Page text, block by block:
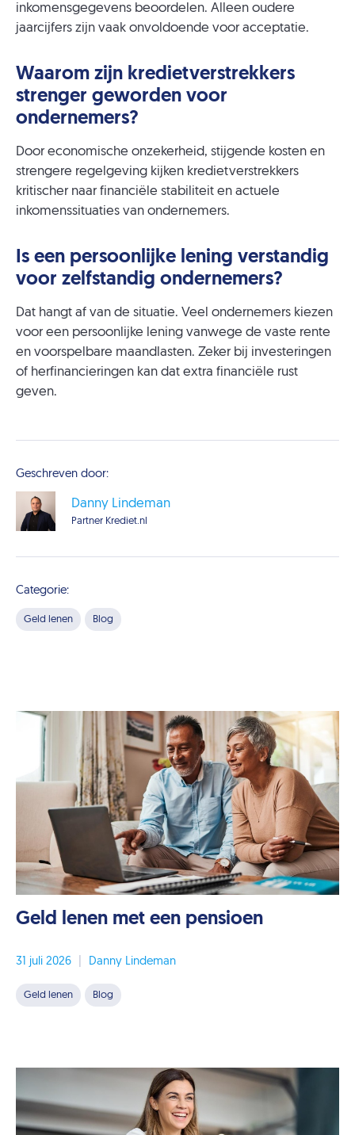
inkomensgegevens beoordelen. Alleen oudere
jaarcijfers zijn vaak onvoldoende voor acceptatie.
Waarom zijn kredietverstrekkers
strenger geworden voor
ondernemers?
Door economische onzekerheid, stijgende kosten en
strengere regelgeving kijken kredietverstrekkers
kritischer naar financiële stabiliteit en actuele
inkomenssituaties van ondernemers.
Is een persoonlijke lening verstandig
voor zelfstandig ondernemers?
Dat hangt af van de situatie. Veel ondernemers kiezen
voor een persoonlijke lening vanwege de vaste rente
en voorspelbare maandlasten. Zeker bij investeringen
of herfinancieringen kan dat extra financiële rust
geven.
Geschreven door:
Danny Lindeman
Partner Krediet.nl
Categorie:
Geld lenen Blog
Geld lenen met een pensioen
31 juli 2026 Danny Lindeman
Geld lenen Blog